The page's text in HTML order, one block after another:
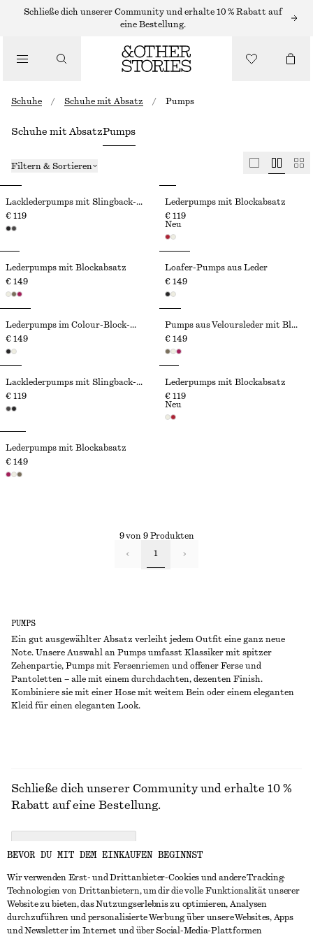
Schließe dich unserer Community und erhalte 10 % Rabatt auf
eine Bestellung.
Schuhe / Schuhe mit Absatz / Pumps
PUMPS
Ein gut ausgewählter Absatz verleiht jedem Outfit eine ganz neue
Note. Unsere Auswahl an Pumps umfasst Klassiker mit spitzer
Zehenpartie, Pumps mit Fersenriemen und offener Ferse und
Pantoletten – alle mit einem durchdachten, dezenten Finish.
Kombiniere sie mit einer Hose mit weitem Bein oder einem eleganten
Kleid für einen eleganten Look.
Schuhe mit AbsatzPumps
Filtern & Sortieren
Lacklederpumps mit Slingback-Riemen
€ 119
Lederpumps mit Blockabsatz
€ 119
Neu
Lederpumps mit Blockabsatz
€ 149
Loafer-Pumps aus Leder
€ 149
Lederpumps im Colour-Block-Design
€ 149
Pumps aus Veloursleder mit Blockabsatz
€ 149
Lacklederpumps mit Slingback-Riemen
€ 119
Lederpumps mit Blockabsatz
€ 119
Neu
Lederpumps mit Blockabsatz
€ 149
9 von 9 Produkten
1
IN KONTAKT TRETEN
Kontakt Instagram
Schließe dich unserer Community und erhalte 10 %
Rabatt auf eine Bestellung.
BEVOR DU MIT DEM EINKAUFEN BEGINNST
Wir verwenden Erst- und Drittanbieter-Cookies und andere Tracking-
Technologien von Drittanbietern, um dir die volle Funktionalität unserer
Website zu bieten, das Nutzungserlebnis zu optimieren, Analysen
durchzuführen und personalisierte Werbung über unsere Websites, Apps
und Newsletter im Internet und über Social-Media-Plattformen